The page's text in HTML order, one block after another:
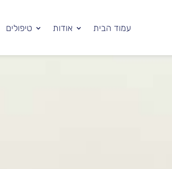
טיפולים אודות עמוד הבית